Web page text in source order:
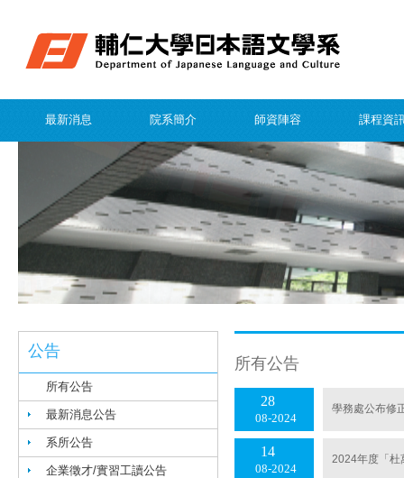
最新消息 院系簡介 師資陣容 課程資
公告
所有公告
最新消息公告
系所公告
企業徵才/實習工讀公告
所有公告
08 2024
28 學務處公布修
08 2024
14 2024年度「杜